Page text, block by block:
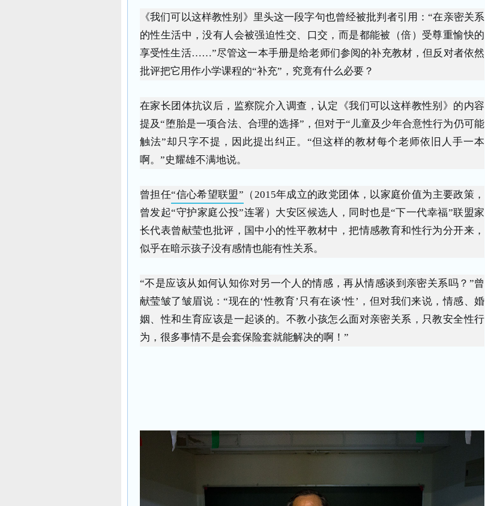
《我们可以这样教性别》里头这一段字句也曾经被批判者引用：“在亲密关系
的性生活中，没有人会被强迫性交、口交，而是都能被（倍）受尊重愉快的
享受性生活……”尽管这一本手册是给老师们参阅的补充教材，但反对者依然
批评把它用作小学课程的“补充”，究竟有什么必要？
在家长团体抗议后，监察院介入调查，认定《我们可以这样教性别》的内容
提及“堕胎是一项合法、合理的选择”，但对于“儿童及少年合意性行为仍可能
触法”却只字不提，因此提出纠正。“但这样的教材每个老师依旧人手一本
啊。”史耀雄不满地说。
曾担任“信心希望联盟” （2015年成立的政党团体，以家庭价值为主要政策，
曾发起“守护家庭公投”连署）大安区候选人，同时也是“下一代幸福”联盟家
长代表曾献莹也批评，国中小的性平教材中，把情感教育和性行为分开来，
似乎在暗示孩子没有感情也能有性关系。
“不是应该从如何认知你对另一个人的情感，再从情感谈到亲密关系吗？”曾
献莹皱了皱眉说：“现在的‘性教育’只有在谈‘性’，但对我们来说，情感、婚
姻、性和生育应该是一起谈的。不教小孩怎么面对亲密关系，只教安全性行
为，很多事情不是会套保险套就能解决的啊！”